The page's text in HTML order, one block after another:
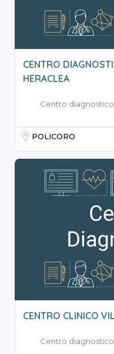
CENTRO
HERACLEA
Centro diagnostico
POLICORO
CENTRO CLINICO
Centro diagnostico